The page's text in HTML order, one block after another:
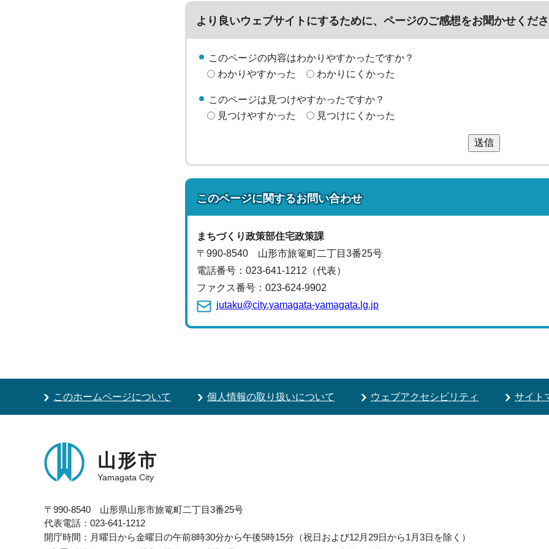
より良いウェブサイトにするために、ページのご感想をお聞かせくだ
このページの内容はわかりやすかったですか？
わかりやすかった
わかりにくかった
このページは見つけやすかったですか？
見つけやすかった
見つけにくかった
送信
このページに関するお問い合わせ
まちづくり政策部住宅政策課
〒990-8540 山形市旅篭町二丁目3番25号
電話番号： 023-641-1212（代表）
ファクス番号：023-624-9902
jutaku@city.yamagata-yamagata.lg.jp
このホームページについて 個人情報の取り扱いについて ウェブアクセシビリティ サイト
山形市
Yamagata City
〒990-8540 山形県山形市旅篭町二丁目3番25号
代表電話：023-641-1212
開庁時間：月曜日から金曜日の午前8時30分から午後5時15分（祝日および12月29日から1月3日を除く）